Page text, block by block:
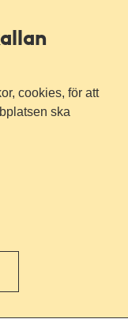
cookies, för att
ska